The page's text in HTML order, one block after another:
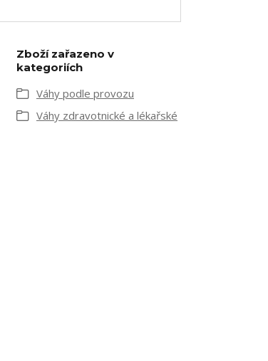
Zboží zařazeno v
kategoriích
Váhy podle provozu
Váhy zdravotnické a lékařské